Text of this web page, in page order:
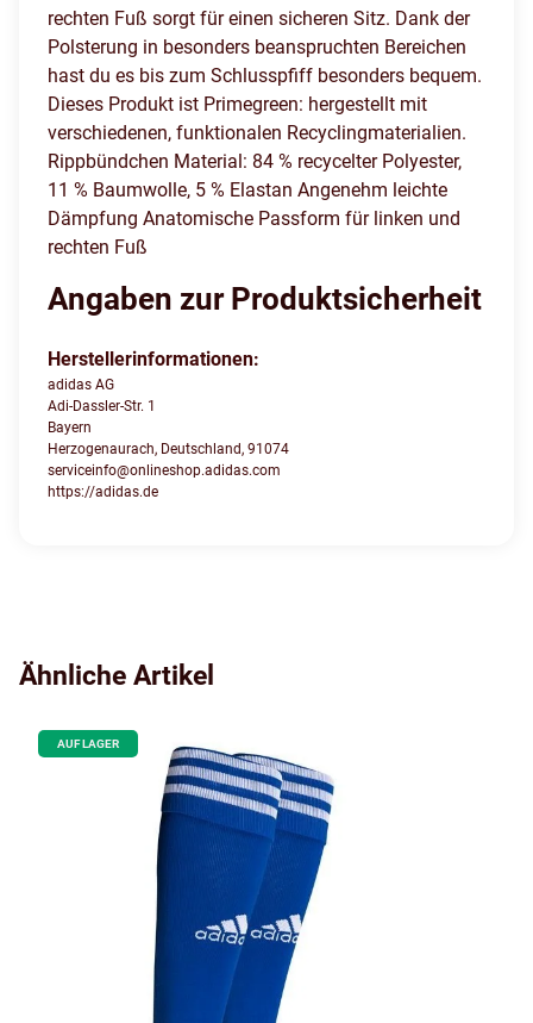
rechten Fuß sorgt für einen sicheren Sitz. Dank der
Polsterung in besonders beanspruchten Bereichen
hast du es bis zum Schlusspfiff besonders bequem.
Dieses Produkt ist Primegreen: hergestellt mit
verschiedenen, funktionalen Recyclingmaterialien.
Rippbündchen Material: 84 % recycelter Polyester,
11 % Baumwolle, 5 % Elastan Angenehm leichte
Dämpfung Anatomische Passform für linken und
rechten Fuß
Angaben zur Produktsicherheit
Herstellerinformationen:
adidas AG
Adi-Dassler-Str. 1
Bayern
Herzogenaurach, Deutschland, 91074
serviceinfo@onlineshop.adidas.com
https://adidas.de
Ähnliche Artikel
AUF LAGER